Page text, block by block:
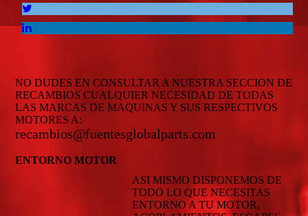
NO DUDES EN CONSULTAR A NUESTRA SECCION DE
RECAMBIOS CUALQUIER NECESIDAD DE TODAS
LAS MARCAS DE MAQUINAS Y SUS RESPECTIVOS
MOTORES A:
recambios@fuentesglobalparts.com
ENTORNO MOTOR
ASI MISMO DISPONEMOS DE
TODO LO QUE NECESITAS
ENTORNO A TU MOTOR,